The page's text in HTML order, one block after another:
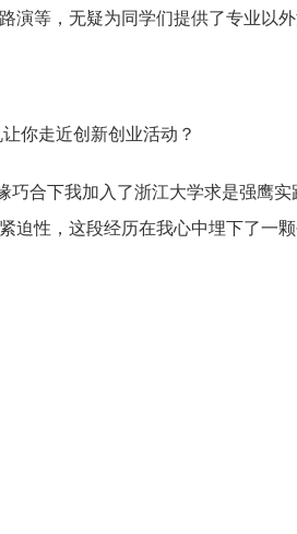
演等，无疑为同学们提供了专业以
你走近创新创业活动？
巧合下我加入了浙江大学求是强鹰
迫性，这段经历在我心中埋下了一颗